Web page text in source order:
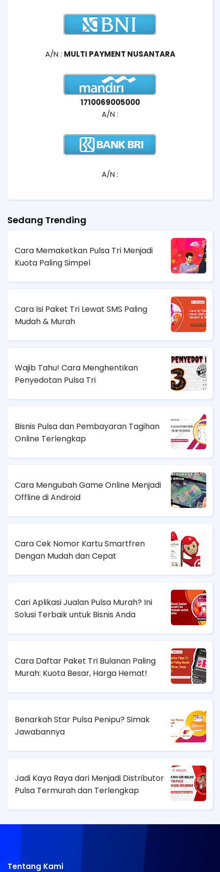
A/N : MULTI PAYMENT NUSANTARA
1710069005000
A/N :
A/N :
Sedang Trending
Cara Memaketkan Pulsa Tri Menjadi
Kuota Paling Simpel
Cara Isi Paket Tri Lewat SMS Paling
Mudah & Murah
Wajib Tahu! Cara Menghentikan
Penyedotan Pulsa Tri
Bisnis Pulsa dan Pembayaran Tagihan
Online Terlengkap
Cara Mengubah Game Online Menjadi
Offline di Android
Cara Cek Nomor Kartu Smartfren
Dengan Mudah dan Cepat
Cari Aplikasi Jualan Pulsa Murah? Ini
Solusi Terbaik untuk Bisnis Anda
Cara Daftar Paket Tri Bulanan Paling
Murah: Kuota Besar, Harga Hemat!
Benarkah Star Pulsa Penipu? Simak
Jawabannya
Jadi Kaya Raya dari Menjadi Distributor
Pulsa Termurah dan Terlengkap
Tentang Kami